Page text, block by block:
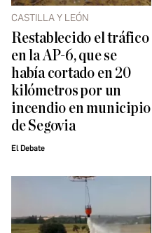
CASTILLA Y LEÓN
Restablecido el tráfico
en la AP-6, que se
había cortado en 20
kilómetros por un
incendio en municipio
de Segovia
El Debate